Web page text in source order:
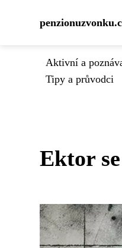
Aktivní a
Tipy a průvodci
Ektor